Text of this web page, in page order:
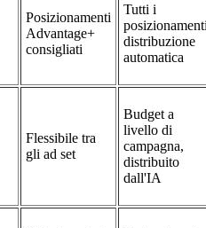
Posizionamenti
Advantage+
consigliati
Tutti i
distribuzione
automatica
Flessibile tra
gli ad set
Budget a
livello di
campagna,
distribuito
dall'IA